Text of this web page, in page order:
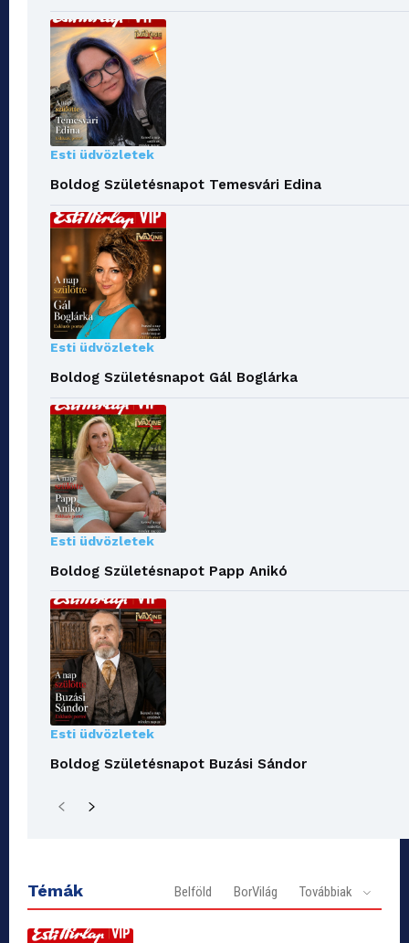
Esti üdvözletek
Boldog Születésnapot Temesvári Edina
Esti üdvözletek
Boldog Születésnapot Gál Boglárka
Esti üdvözletek
Boldog Születésnapot Papp Anikó
Esti üdvözletek
Boldog Születésnapot Buzási Sándor
Témák Belföld BorVilág Továbbiak